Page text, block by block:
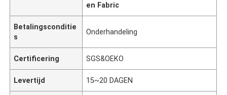
en Fabric
Betalingsconditie
s
Onderhandeling
Certificering SGS&OEKO
Levertijd 15~20 DAGEN